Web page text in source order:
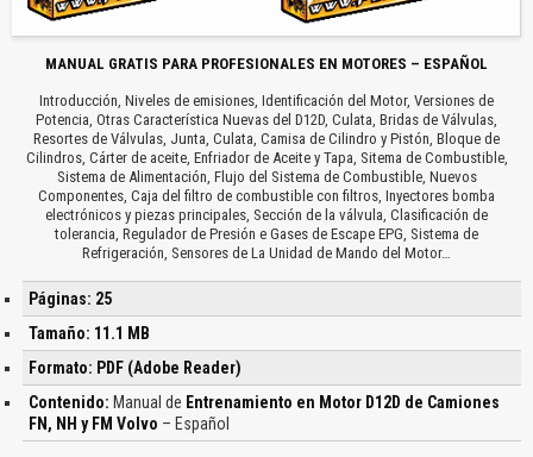
MANUAL GRATIS PARA PROFESIONALES EN MOTORES – ESPAÑOL
Introducción, Niveles de emisiones, Identificación del Motor, Versiones de
Potencia, Otras Característica Nuevas del D12D, Culata, Bridas de Válvulas,
Resortes de Válvulas, Junta, Culata, Camisa de Cilindro y Pistón, Bloque de
Cilindros, Cárter de aceite, Enfriador de Aceite y Tapa, Sitema de Combustible,
Sistema de Alimentación, Flujo del Sistema de Combustible, Nuevos
Componentes, Caja del filtro de combustible con filtros, Inyectores bomba
electrónicos y piezas principales, Sección de la válvula, Clasificación de
tolerancia, Regulador de Presión e Gases de Escape EPG, Sistema de
Refrigeración, Sensores de La Unidad de Mando del Motor…
Páginas: 25
Tamaño: 11.1 MB
Formato: PDF (Adobe Reader)
Contenido: Manual de Entrenamiento en Motor D12D de Camiones
FN, NH y FM Volvo – Español